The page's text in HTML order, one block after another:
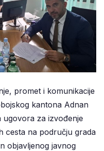
promet i komunikacije
kantona Adnan
ugovora za izvođenje
cesta na području grada
objavljenog javnog